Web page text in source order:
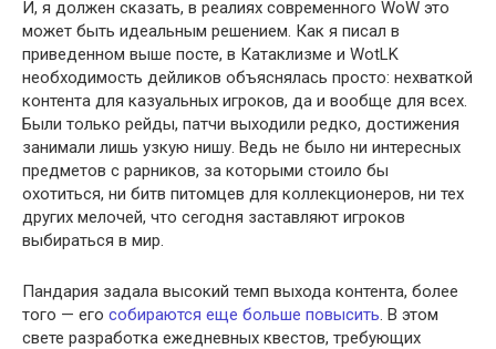
И, я должен сказать, в реалиях современного WoW это
может быть идеальным решением. Как я писал в
приведенном выше посте, в Катаклизме и WotLK
необходимость дейликов объяснялась просто: нехваткой
контента для казуальных игроков, да и вообще для всех.
Были только рейды, патчи выходили редко, достижения
занимали лишь узкую нишу. Ведь не было ни интересных
предметов с рарников, за которыми стоило бы
охотиться, ни битв питомцев для коллекционеров, ни тех
других мелочей, что сегодня заставляют игроков
выбираться в мир.
Пандария задала высокий темп выхода контента, более
того — его собираются еще больше повысить. В этом
свете разработка ежедневных квестов, требующих